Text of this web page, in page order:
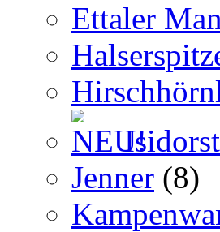
Ettaler
Jenner (8)